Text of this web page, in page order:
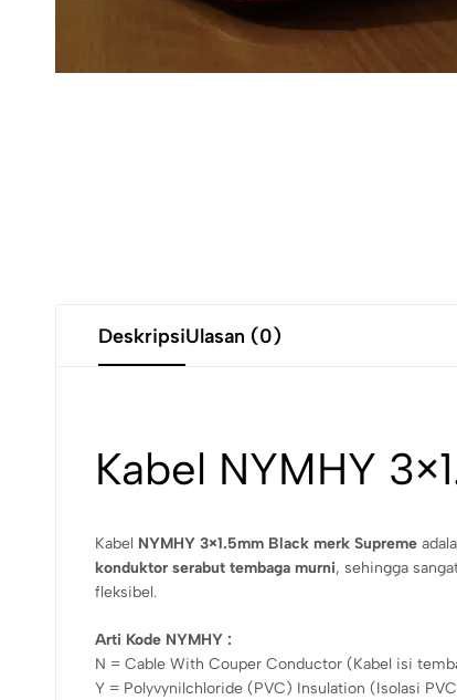
DeskripsiUlasan (0)
Kabel NYMHY
Kabel NYMHY 3×1.5mm Black merk Supreme
konduktor serabut tembaga murni, sehingga
fleksibel.
Arti Kode NYMHY :
N = Cable With Couper Conductor (Kabel isi
Y = Polyvynilchloride (PVC) Insulation (Isolasi